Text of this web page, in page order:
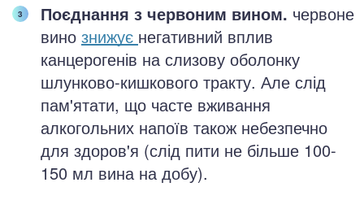
Поєднання з червоним вином. червоне
вино знижує негативний вплив
канцерогенів на слизову оболонку
шлунково-кишкового тракту. Але слід
пам'ятати, що часте вживання
алкогольних напоїв також небезпечно
для здоров'я (слід пити не більше 100-
150 мл вина на добу).